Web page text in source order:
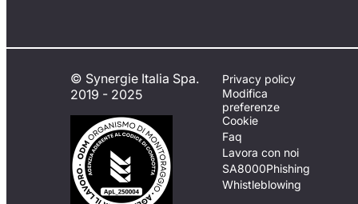
© Synergie Italia Spa.
2019 - 2025
Privacy policy
Modifica
preferenze
Cookie
Faq
Lavora con noi
SA8000Phishing
Whistleblowing